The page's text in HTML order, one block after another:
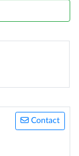
Contact